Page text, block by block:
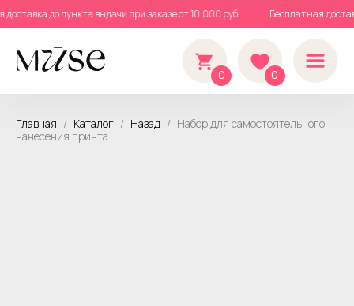
доставка до пункта выдачи при заказе от 10.000 руб Бесплатная
0
Главная Каталог Назад
Набор для самостоятельного
нанесения принта